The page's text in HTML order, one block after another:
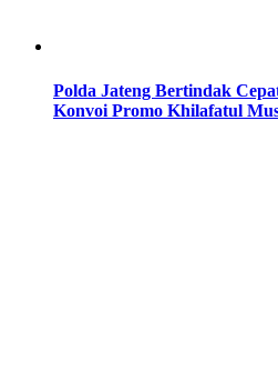
Polda Jateng Bertindak
Konvoi Promo Khilafatul